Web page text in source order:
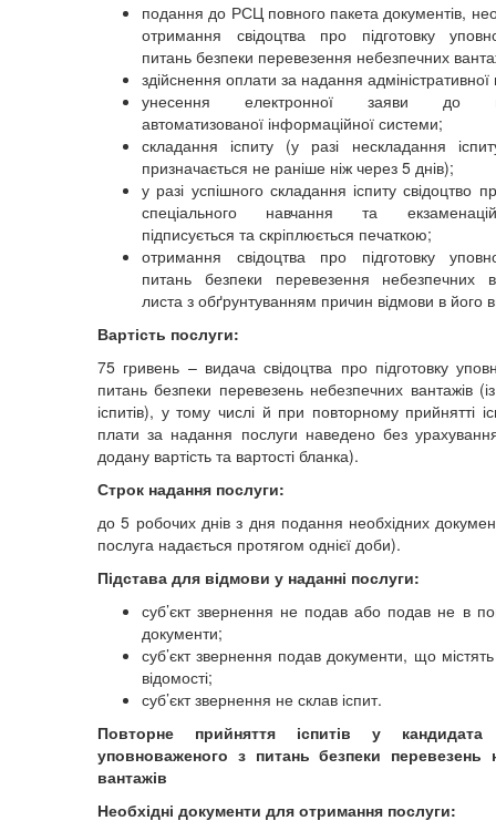
подання до РСЦ повного пакета документів,
отримання свідоцтва про підготовку
питань безпеки перевезення небезпечних
здійснення оплати за надання адміністративної
унесення електронної заяви до
автоматизованої інформаційної системи;
складання іспиту (у разі нескладання
призначається не раніше ніж через 5 днів);
у разі успішного складання іспиту свідоцтво
спеціального навчання та
підписується та скріплюється печаткою;
отримання свідоцтва про підготовку
питань безпеки перевезення небезпечних
листа з обґрунтуванням причин відмови в його
Вартість послуги:
75 гривень – видача свідоцтва про підготовку
питань безпеки перевезень небезпечних вантажів
іспитів), у тому числі й при повторному прийнятті
плати за надання послуги наведено без
додану вартість та вартості бланка).
Строк надання послуги:
до 5 робочих днів з дня подання необхідних
послуга надається протягом однієї доби).
Підстава для відмови у наданні послуги:
суб’єкт звернення не подав або подав не в
документи;
суб’єкт звернення подав документи, що містять
відомості;
суб’єкт звернення не склав іспит.
Повторне прийняття іспитів у
уповноваженого з питань безпеки перевезень
вантажів
Необхідні документи для отримання послуги: